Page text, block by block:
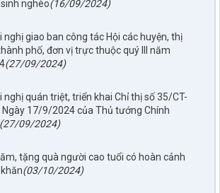
nghèo(16/09/2024)
nghị giao ban công tác Hội các huyện, thị
phố, đơn vị trực thuộc quý III năm
(27/09/2024)
nghị quán triệt, triển khai Chỉ thị số 35/CT-
Ngày 17/9/2024 của Thủ tướng Chính
(27/09/2024)
tặng quà người cao tuổi có hoàn cảnh
(03/10/2024)